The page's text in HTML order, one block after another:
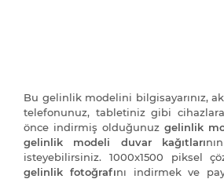
Bu gelinlik modelini bilgisayarınız,
telefonunuz, tabletiniz gibi
önce indirmiş olduğunuz gelinlik
gelinlik modeli duvar kağıtları
isteyebilirsiniz. 1000x1500 piksel
gelinlik fotoğrafını indirmek ve